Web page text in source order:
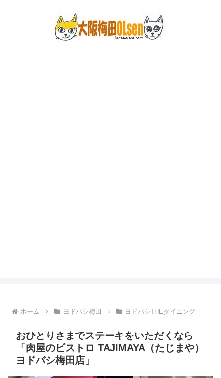
ホーム ヨドバシ梅田 ヨドバシTHEダイニング
おひとりさまでステーキをいただくなら
「肉屋のビストロ TAJIMAYA（たじまや）
ヨドバシ梅田店」